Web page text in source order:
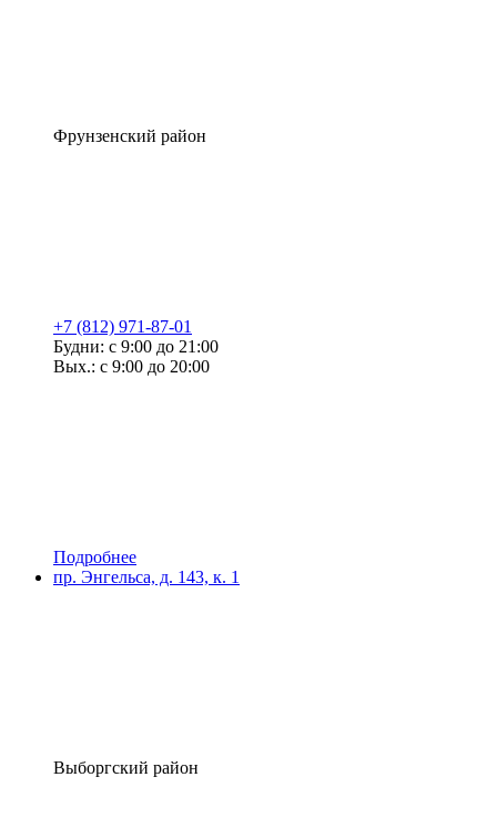
Фрунзенский район
+7 (812) 971-87-01
Будни: с 9:00 до 21:00
Вых.: с 9:00 до 20:00
Подробнее
пр. Энгельса, д. 143, к. 1
Выборгский район